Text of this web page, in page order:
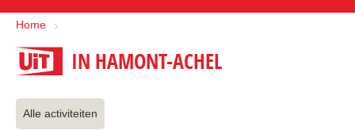
Home
UIT IN HAMONT-ACHEL
Alle activiteiten